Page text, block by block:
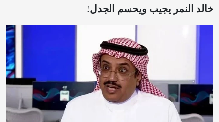
خالد النمر يجيب ويحسم الجدل!